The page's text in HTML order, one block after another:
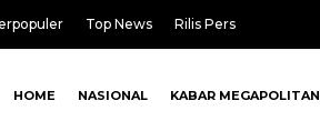
Top News Rilis Pers
HOME NASIONAL KABAR MEGAPOLITAN